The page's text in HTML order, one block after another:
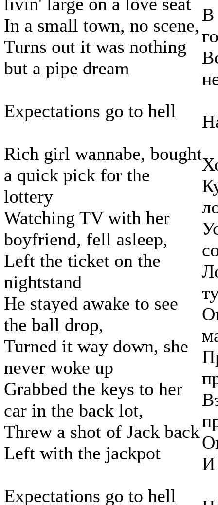
livin' large on a love seat
In a small town, no scene,
Turns out it was nothing
but a pipe dream
Expectations go to hell
Rich girl wannabe, bought
a quick pick for the
lottery
Watching TV with her
boyfriend, fell asleep,
Left the ticket on the
nightstand
He stayed awake to see
the ball drop,
Turned it way down, she
never woke up
Grabbed the keys to her
car in the back lot,
Threw a shot of Jack back
Left with the jackpot
Expectations go to hell
В
И